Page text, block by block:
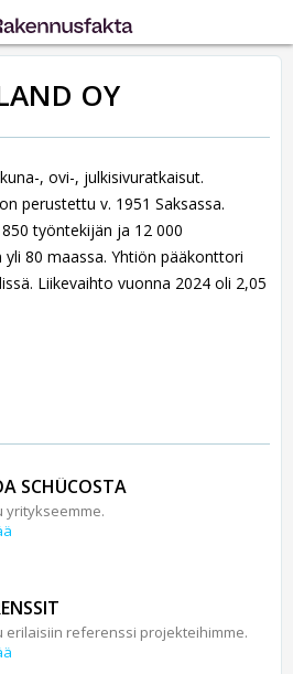
OY
, ovi-, julkisivuratkaisut.
perustettu v. 1951 Saksassa.
työntekijän ja 12 000
80 maassa. Yhtiön pääkonttori
Liikevaihto vuonna 2024 oli 2,05
SCHÜCOSTA
yritykseemme.
erilaisiin referenssi projekteihimme.